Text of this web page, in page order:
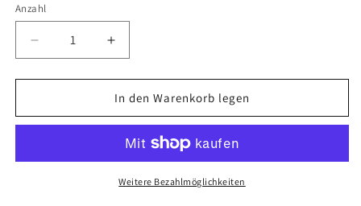
Anzahl
Anzahl
Verringere
die
Menge
Steelrising
X)
Erhöhe
die
Menge
für
Steelrising
Series
X)
In den Warenkorb legen
Weitere Bezahlmöglichkeiten